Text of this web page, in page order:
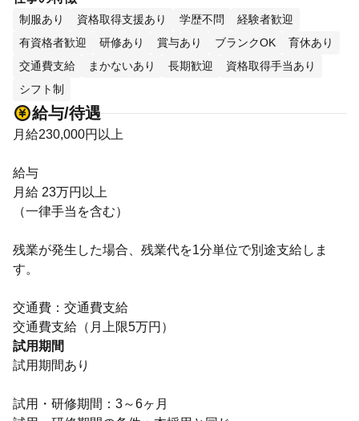
制服あり 資格取得支援あり 学歴不問
経験者歓迎
有資格者歓迎
研修あり 賞与あり ブランクOK
育休あり
交通費支給
まかないあり 長期歓迎
資格取得手当あり
シフト制
給与/待遇
月給230,000円以上
給与
月給 23万円以上
（一律手当を含む）
残業が発生した場合、残業代を1分単位で別途支給しま
す。
交通費：交通費支給
交通費支給（月上限5万円）
試用期間
試用期間あり
試用・研修期間：3～6ヶ月